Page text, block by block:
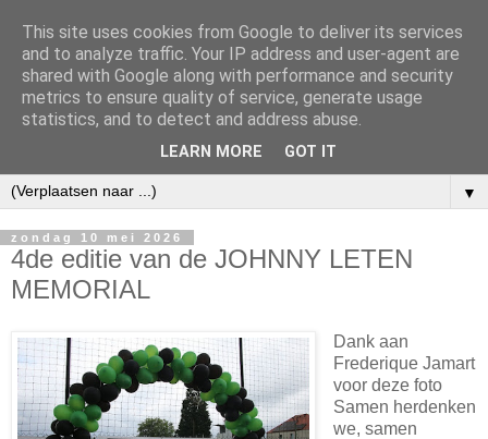
▼
zondag 10 mei 2026
4de editie van de JOHNNY LETEN
MEMORIAL
Dank aan
Frederique Jamart
voor deze foto
Samen herdenken
we, samen
This site uses cookies from Google to deliver its services
and to analyze traffic. Your IP address and user-agent are
shared with Google along with performance and security
metrics to ensure quality of service, generate usage
statistics, and to detect and address abuse.
LEARN MORE GOT IT